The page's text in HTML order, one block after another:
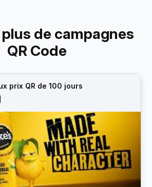
de campagnes
QR Code
prix QR de 100 jours